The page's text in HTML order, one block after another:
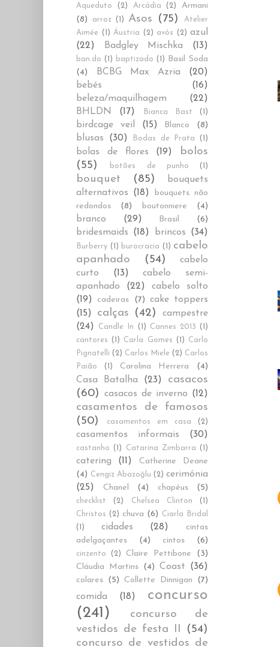
Aqueduto (2) Arcádia (2)
Armani
(8)
arroz (1) Asos (75)
Atelier
Aimée
(1) Áustria (2) avós (2) azul
(22)
Badgley Mischka (13)
ban.do (1) baptizado (1)
Basil Soda
(4)
BCBG Max Azria
(20)
bebés
(16)
beleza/maquilhagem
(22)
BHLDN
(17) Bianca Bast (1)
birdcage veil (15) Blanco (8)
blusas (30) Bodas de Prata (1)
bolas de flores (19)
bolos
(55)
botões de punho (1)
bouquet (85)
bouquets
alternativos
(18)
bouquets não
redondos
(8) boutonniere (4)
branco (29) Brasil (6)
bridesmaids (18) brincos (34)
Burberry (1) burocracia (1) cabelo
apanhado
(54)
cabelo
curto
(13)
cabelo semi-
apanhado
(22)
cabelo solto
(19)
cadeiras (7) cake toppers
(15)
calças (42)
campestre
(24)
Candle In (1) Cannes 2013
(1)
cantores
(1) Carla Gomes (1)
Carlo
Pignatelli (2) Carlos Miele (2) Carlos
Paião
(1) Carolina Herrera (4)
Casa Batalha (23)
casacos
(60)
casacos de inverno (12)
casamentos de famosos
(50)
casamentos em casa (2)
casamentos informais (30)
castanho (1) Catarina Zimbarra (1)
catering (11)
Catherine Deane
(4) Cengiz Abazoğlu (2) cerimónia
(25)
Chanel (4) chapéus (5)
checklist (2) Chelsea Clinton
(1)
Christos (2) chuva (6)
Ciarla Bridal
(1)
cidades (28)
cintas
adelgaçantes
(4) cintos (6)
cinzento (2) Claire Pettibone
(3)
Cláudia Martins (4) Coast (36)
colares (5) Collette Dinnigan (7)
comida (18)
concurso
(241)
concurso de
vestidos de festa II
(54)
concurso de vestidos de